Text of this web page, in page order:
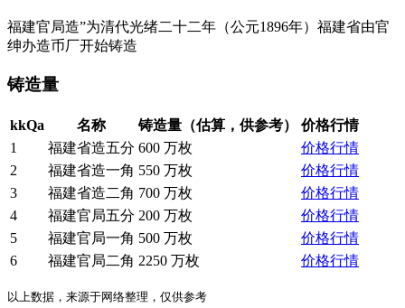
福建官局造”为清代光绪二十二年（公元1896年）福建省由官
绅办造币厂开始铸造
铸造量
kkQa 名称 铸造量（估算，供参考）
价格行情
1
福建省造五分 600 万枚
价格行情
2
福建省造一角 550 万枚
价格行情
3
福建省造二角 700 万枚
价格行情
4
福建官局五分 200 万枚
价格行情
5
福建官局一角 500 万枚
价格行情
6
福建官局二角 2250 万枚 价格行情
以上数据，来源于网络整理，仅供参考